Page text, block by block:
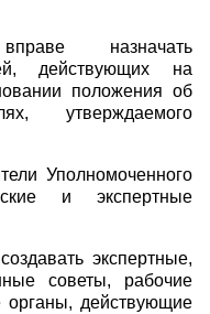
назначать
действующих на
положения об
утверждаемого
Уполномоченного
и экспертные
экспертные,
советы, рабочие
действующие